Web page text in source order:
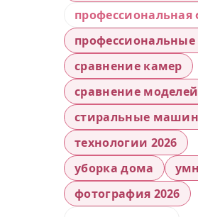
профессиональная
сравнение камер
сравнение моделей
стиральные
технологии 2026
уборка дома
фотография 2026